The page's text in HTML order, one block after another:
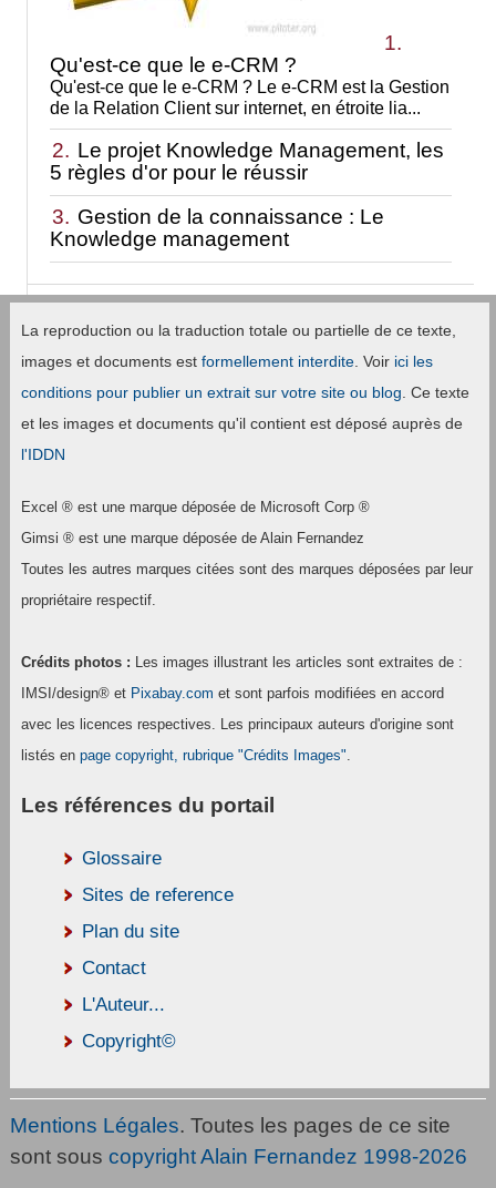
1.
Qu'est-ce que le e-CRM ?
Qu'est-ce que le e-CRM ? Le e-CRM est la Gestion
de la Relation Client sur internet, en étroite lia...
2. Le projet Knowledge Management, les
5 règles d'or pour le réussir
3. Gestion de la connaissance : Le
Knowledge management
La reproduction ou la traduction totale ou partielle de ce texte,
images et documents est formellement interdite. Voir ici les
conditions pour publier un extrait sur votre site ou blog . Ce texte
et les images et documents qu'il contient est déposé auprès de
l'IDDN
Excel ® est une marque déposée de Microsoft Corp ®
Gimsi ® est une marque déposée de Alain Fernandez
Toutes les autres marques citées sont des marques déposées par leur
propriétaire respectif.
Crédits photos : Les images illustrant les articles sont extraites de :
IMSI/design® et Pixabay.com et sont parfois modifiées en accord
avec les licences respectives. Les principaux auteurs d'origine sont
listés en page copyright, rubrique "Crédits Images"
Les références du portail
Glossaire
Sites de reference
Plan du site
Contact
L'Auteur...
Copyright©
Mentions Légales. Toutes les pages de ce site
sont sous copyright Alain Fernandez 1998-2026